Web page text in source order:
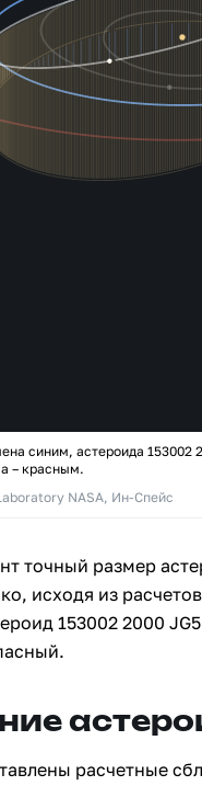
синим, астероида 153002
– красным.
NASA, Ин-Спейс
точный размер
исходя из
153002 2000
расчетные